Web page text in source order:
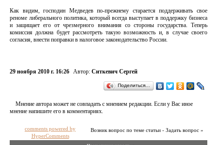
Как видим, господин Медведев по-прежнему старается поддерживать свое
реноме либерального политика, который всегда выступает в поддержку бизнеса
и защищает его от чрезмерного внимания со стороны государства. Теперь
комиссия должна будет рассмотреть такую возможность и, в случае своего
согласия, внести поправки в налоговое законодательство России.
29 ноября 2010 г. 16:26 Автор: Ситкевич Сергей
Поделиться…
Мнение автора может не совпадать с мнением редакции. Если у Вас иное
мнение напишите его в комментариях.
Возник вопрос по теме статьи - Задать вопрос »
comments powered by
HyperComments